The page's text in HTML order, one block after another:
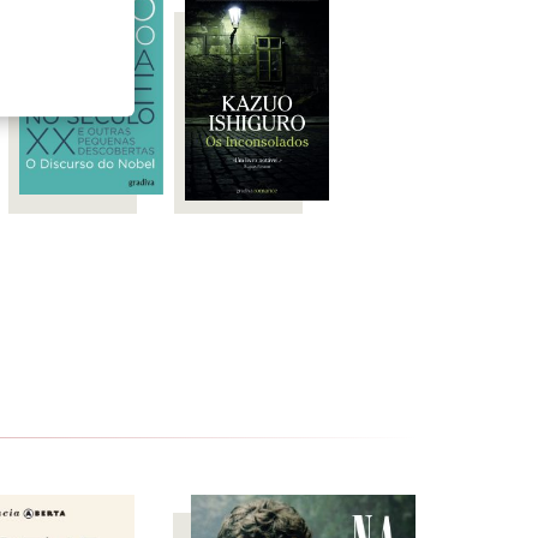
romancesKlara e o Sole
em Portugal pela Gradiva.
Prize)
Prize)
e já adaptado ao cinema, tal